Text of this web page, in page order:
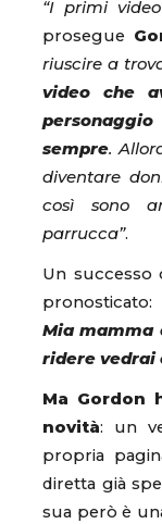
“I primi
prosegue
riuscire a
video che
sempre.
diventare
così sono
parrucca”.
Un successo
pronosticato:
Mia mamma
ridere vedrai
Ma Gordon
novità: un
propria
diretta già
sua però è